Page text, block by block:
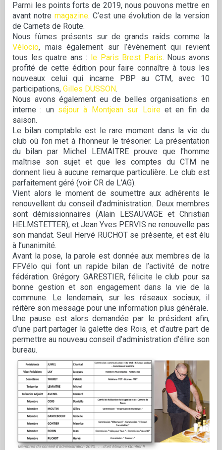
Parmi les points forts de 2019, nous pouvons mettre en
avant notre magazine. C’est une évolution de la version
de Carnets de Route.
Nous fûmes présents sur de grands raids comme la
Vélocio, mais également sur l’évènement qui revient
tous les quatre ans :
le Paris Brest Paris. Nous avons
profité de cette édition pour faire connaître à tous les
nouveaux celui qui incarne PBP au CTM, avec 10
participations, Gilles DUSSON.
Nous avons également eu de belles organisations en
interne : un séjour à Montjean sur Loireet en fin de
saison.
Le bilan comptable est le rare moment dans la vie du
club où l’on met à l’honneur le trésorier. La présentation
du bilan par Michel LEMAITRE prouve que l’homme
maîtrise son sujet et que les comptes du CTM ne
donnent lieu à aucune remarque particulière. Le club est
parfaitement géré (voir CR de L’AG).
Vient alors le moment de soumettre aux adhérents le
renouvellent du conseil d’administration. Deux membres
sont démissionnaires (Alain LESAUVAGE et Christian
HELMSTETTER), et Jean Yves PERVIS ne renouvelle pas
son mandat. Seul Hervé RUCHOT se présente, et est élu
à l’unanimité.
Avant la pose, la parole est donnée aux membres de la
FFVélo qui font un rapide bilan de l’activité de notre
fédération. Grégory GARESTIER, félicite le club pour sa
bonne gestion et son engagement dans la vie de la
commune. Le lendemain, sur les réseaux sociaux, il
réitère son message pour une information plus générale.
Une pause est alors demandée par le président afin,
d’une part partager la galette des Rois, et d’autre part de
permettre au nouveau conseil d’administration d’élire son
bureau.